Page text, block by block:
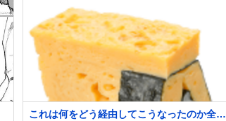
これは何をどう経由してこうなったのか全く